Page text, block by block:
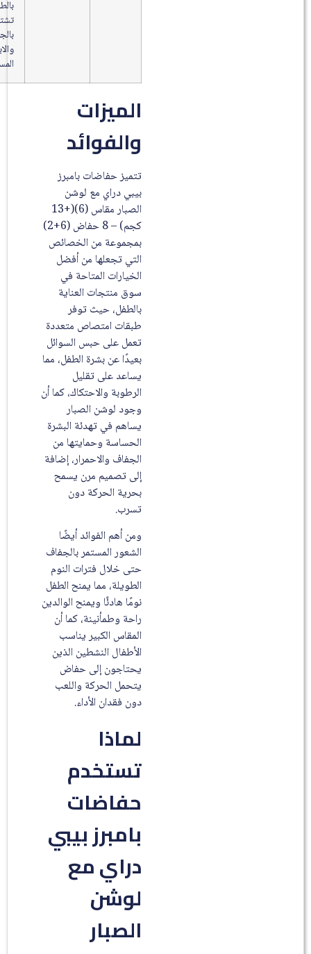
بالجودة
والابتكار
المستمر.
الميزات
والفوائد
تتميز حفاضات بامبرز
بيبي دراي مع لوشن
الصبار مقاس (6)(+13
كجم) – 8 حفاض (6+2)
بمجموعة من الخصائص
التي تجعلها من أفضل
الخيارات المتاحة في
سوق منتجات العناية
بالطفل، حيث توفر
طبقات امتصاص متعددة
تعمل على حبس السوائل
بعيدًا عن بشرة الطفل، مما
يساعد على تقليل
الرطوبة والاحتكاك، كما أن
وجود لوشن الصبار
يساهم في تهدئة البشرة
الحساسة وحمايتها من
الجفاف والاحمرار، إضافة
إلى تصميم مرن يسمح
بحرية الحركة دون
ومن أهم الفوائد أيضًا
الشعور المستمر بالجفاف
حتى خلال فترات النوم
الطويلة، مما يمنح الطفل
نومًا هادئًا ويمنح الوالدين
راحة وطمأنينة، كما أن
المقاس الكبير يناسب
الأطفال النشطين الذين
يحتاجون إلى حفاض
يتحمل الحركة واللعب
دون فقدان الأداء.
لماذا
تستخدم
حفاضات
بامبرز بيبي
دراي مع
لوشن
الصبار